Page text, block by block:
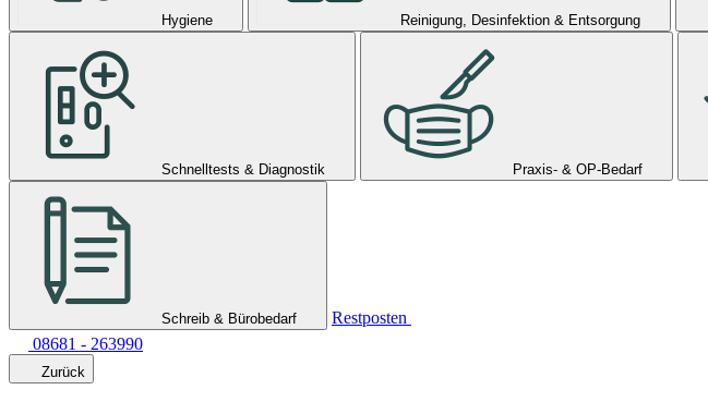
Hygiene Reinigung, Desinfektion & Entsorgung
Schnelltests & Diagnostik Praxis- & OP-Bedarf
Schreib & Bürobedarf
Restposten
08681 - 263990
Zurück